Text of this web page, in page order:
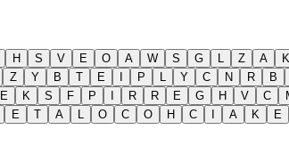
H S V E O A W S G L Z A K
Z Y B T E I P L Y C N R B
E K S F P I R R E G H V C
E T A L O C O H C I A K E